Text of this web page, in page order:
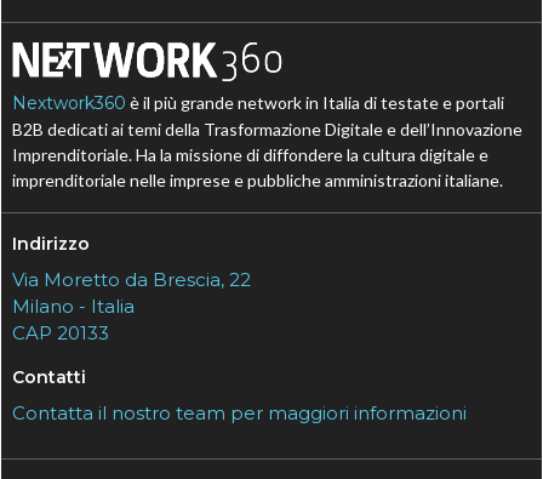
Nextwork360 è il più grande network in Italia di testate e portali
B2B dedicati ai temi della Trasformazione Digitale e dell’Innovazione
Imprenditoriale. Ha la missione di diffondere la cultura digitale e
imprenditoriale nelle imprese e pubbliche amministrazioni italiane.
Indirizzo
Via Moretto da Brescia, 22
Milano - Italia
CAP 20133
Contatti
Contatta il nostro team per maggiori informazioni